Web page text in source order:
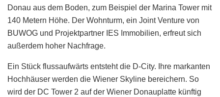
Donau aus dem Boden, zum Beispiel der Marina Tower mit
140 Metern Höhe. Der Wohnturm, ein Joint Venture von
BUWOG und Projektpartner IES Immobilien, erfreut sich
außerdem hoher Nachfrage.
Ein Stück flussaufwärts entsteht die D-City. Ihre markanten
Hochhäuser werden die Wiener Skyline bereichern. So
wird der DC Tower 2 auf der Wiener Donauplatte künftig